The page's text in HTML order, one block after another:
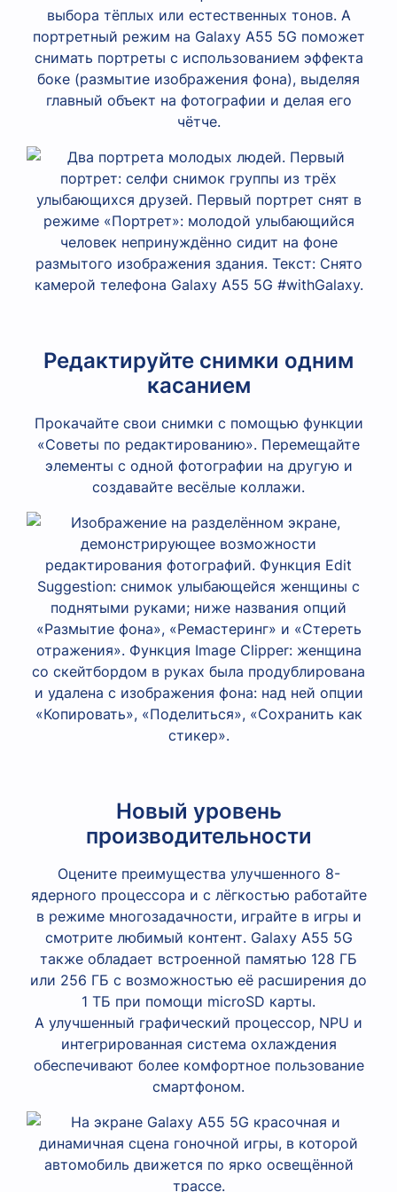
выбора тёплых или естественных тонов. А
портретный режим на Galaxy A55 5G поможет
снимать портреты с использованием эффекта
боке (размытие изображения фона), выделяя
главный объект на фотографии и делая его
чётче.
Редактируйте снимки одним
касанием
Прокачайте свои снимки с помощью функции
«Советы по редактированию». Перемещайте
элементы с одной фотографии на другую и
создавайте весёлые коллажи.
Новый уровень
производительности
Оцените преимущества улучшенного 8-
ядерного процессора и с лёгкостью работайте
в режиме многозадачности, играйте в игры и
смотрите любимый контент. Galaxy A55 5G
также обладает встроенной памятью 128 ГБ
или 256 ГБ с возможностью её расширения до
1 ТБ при помощи microSD карты.
А улучшенный графический процессор, NPU и
интегрированная система охлаждения
обеспечивают более комфортное пользование
смартфоном.